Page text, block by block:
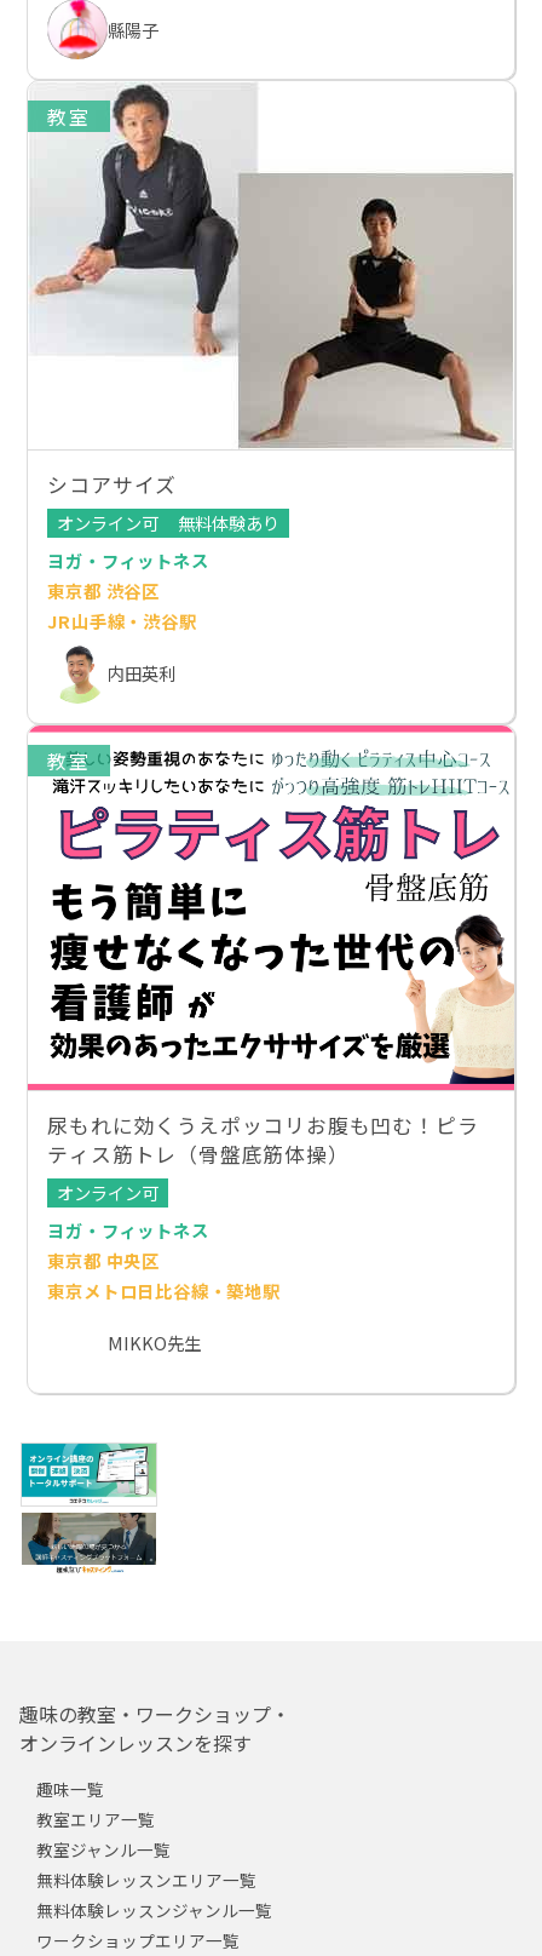
縣陽子
教室
シコアサイズ
オンライン可
無料体験あり
ヨガ・フィットネス
東京都 渋谷区
JR山手線・渋谷駅
内田英利
教室
尿もれに効くうえポッコリお腹も凹む！ピラ
ティス筋トレ（骨盤底筋体操）
オンライン可
ヨガ・フィットネス
東京都 中央区
東京メトロ日比谷線・築地駅
MIKKO先生
趣味の教室・ワークショップ・
オンラインレッスンを探す
趣味一覧
教室エリア一覧
教室ジャンル一覧
無料体験レッスンエリア一覧
無料体験レッスンジャンル一覧
ワークショップエリア一覧